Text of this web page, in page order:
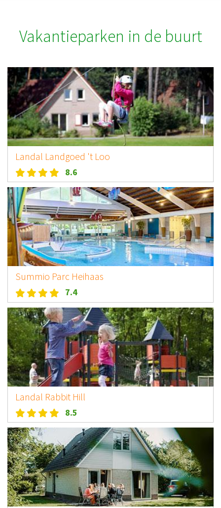
Vakantieparken in de buurt
Landal Landgoed 't Loo
8.6
Summio Parc Heihaas
7.4
Landal Rabbit Hill
8.5